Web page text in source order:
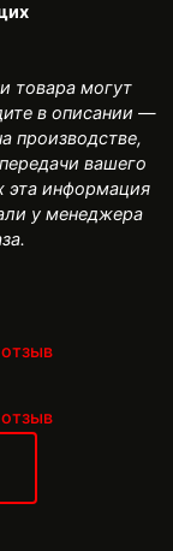
товара могут
в описании —
производстве,
вашего
эта информация
у менеджера